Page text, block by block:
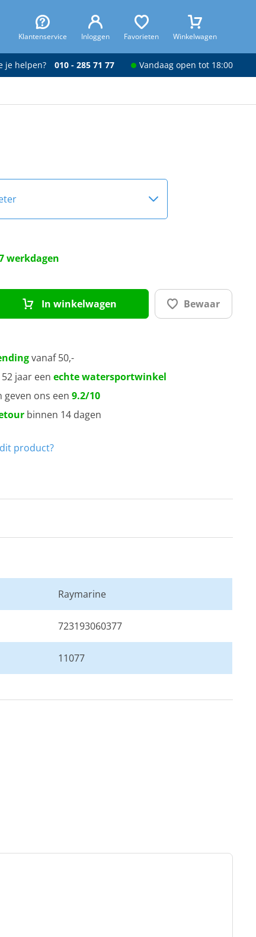
Klantenservice Inloggen Favorieten Winkelwagen
je helpen? 010 - 285 71 77 Vandaag open tot 18:00
werkdagen
In winkelwagen Bewaar
vanaf 50,-
jaar een echte watersportwinkel
geven ons een 9.2/10
binnen 14 dagen
product?
Raymarine
723193060377
11077